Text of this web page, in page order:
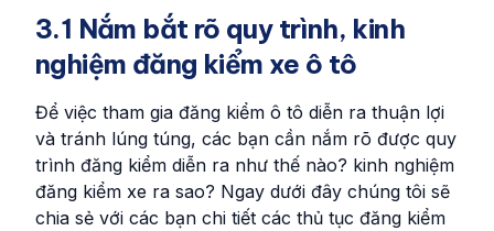
3.1 Nắm bắt rõ quy trình, kinh
nghiệm đăng kiểm xe ô tô
Để việc tham gia đăng kiểm ô tô diễn ra thuận lợi
và tránh lúng túng, các bạn cần nắm rõ được quy
trình đăng kiểm diễn ra như thế nào? kinh nghiệm
đăng kiểm xe ra sao? Ngay dưới đây chúng tôi sẽ
chia sẻ với các bạn chi tiết các thủ tục đăng kiểm